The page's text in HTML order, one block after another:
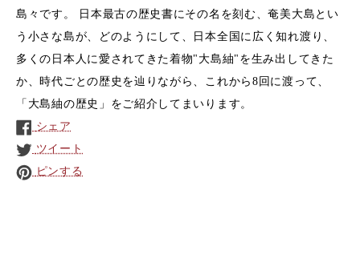
島々です。 日本最古の歴史書にその名を刻む、奄美大島とい
う小さな島が、どのようにして、日本全国に広く知れ渡り、
多くの日本人に愛されてきた着物"大島紬"を生み出してきた
か、時代ごとの歴史を辿りながら、これから8回に渡って、
「大島紬の歴史」をご紹介してまいります。
シェア
ツイート
ピンする